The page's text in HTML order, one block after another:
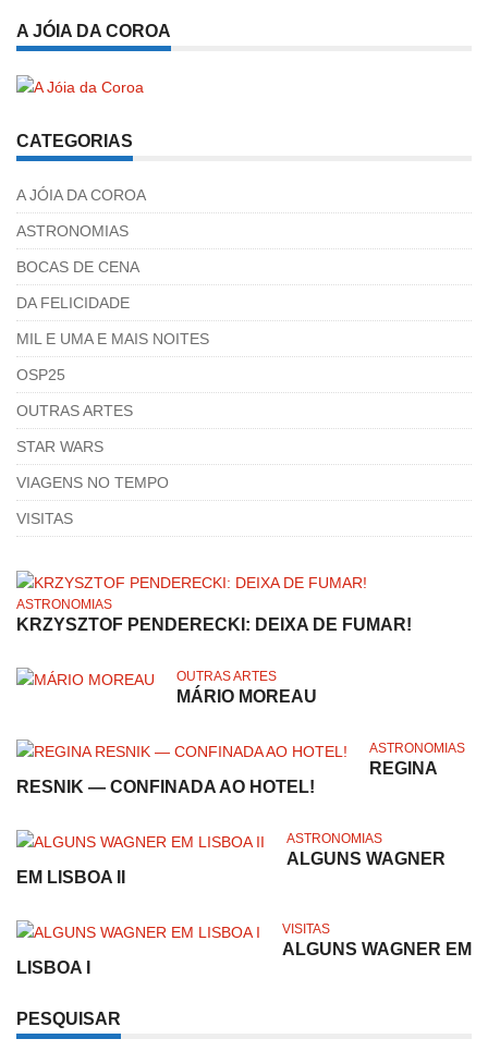
A JÓIA DA COROA
CATEGORIAS
A JÓIA DA COROA
ASTRONOMIAS
BOCAS DE CENA
DA FELICIDADE
MIL E UMA E MAIS NOITES
OSP25
OUTRAS ARTES
STAR WARS
VIAGENS NO TEMPO
VISITAS
ASTRONOMIAS
KRZYSZTOF PENDERECKI: DEIXA DE FUMAR!
OUTRAS ARTES
MÁRIO MOREAU
ASTRONOMIAS
REGINA
RESNIK — CONFINADA AO HOTEL!
ASTRONOMIAS
ALGUNS WAGNER
EM LISBOA II
VISITAS
ALGUNS WAGNER EM
LISBOA I
PESQUISAR